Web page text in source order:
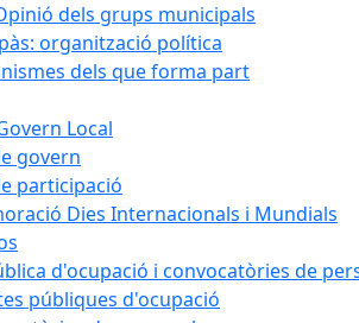
dels grups municipals
organització política
dels que forma part
Local
govern
participació
Dies Internacionals i Mundials
d'ocupació i convocatòries de
públiques d'ocupació